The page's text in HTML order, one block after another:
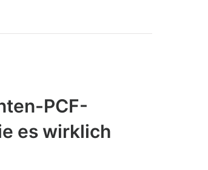
PCF-
es wirklich